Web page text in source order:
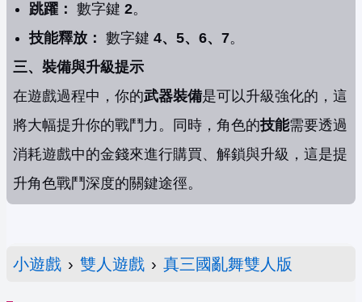
跳躍： 數字鍵 2。
技能釋放： 數字鍵 4、5、6、7。
三、裝備與升級提示
在遊戲過程中，你的武器裝備是可以升級強化的，這
將大幅提升你的戰鬥力。同時，角色的技能需要透過
消耗遊戲中的金錢來進行購買、解鎖與升級，這是提
升角色戰鬥深度的關鍵途徑。
小遊戲 › 雙人遊戲 › 真三國亂舞雙人版